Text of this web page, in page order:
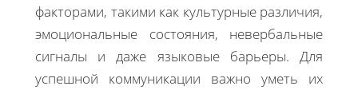
факторами, такими как культурные различия,
эмоциональные состояния, невербальные
сигналы и даже языковые барьеры. Для
успешной коммуникации важно уметь их